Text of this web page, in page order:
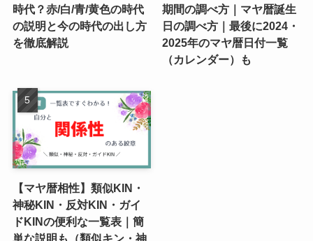
時代？赤/白/青/黄色の時代
の説明と今の時代の出し方
を徹底解説
期間の調べ方｜マヤ暦誕生
日の調べ方｜最後に2024・
2025年のマヤ暦日付一覧
（カレンダー）も
【マヤ暦相性】類似KIN・
神秘KIN・反対KIN・ガイ
ドKINの便利な一覧表｜簡
単な説明も（類似キン・神